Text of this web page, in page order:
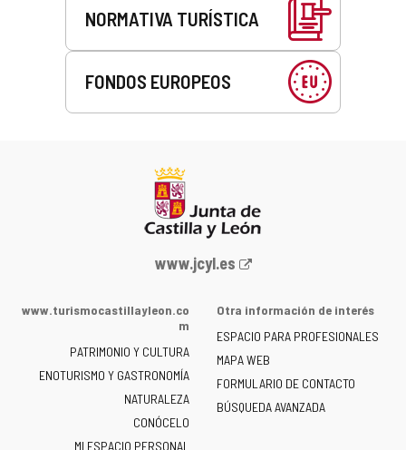
NORMATIVA TURÍSTICA
FONDOS EUROPEOS
Portal
la
de
Castilla
y
León
-
www.jcyl.es
www.turismocastillayleon.co
m
PATRIMONIO Y CULTURA
ENOTURISMO Y GASTRONOMÍA
NATURALEZA
CONÓCELO
MI ESPACIO PERSONAL
Otra información de interés
ESPACIO PARA PROFESIONALES
MAPA WEB
FORMULARIO DE CONTACTO
BÚSQUEDA AVANZADA